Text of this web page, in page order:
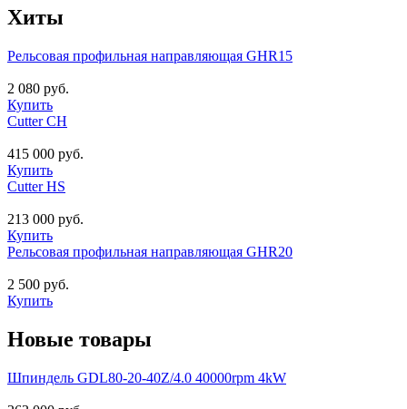
Хиты
Рельсовая профильная направляющая GHR15
2 080 руб.
Купить
Cutter CH
415 000 руб.
Купить
Cutter HS
213 000 руб.
Купить
Рельсовая профильная направляющая GHR20
2 500 руб.
Купить
Новые товары
Шпиндель GDL80-20-40Z/4.0 40000rpm 4kW